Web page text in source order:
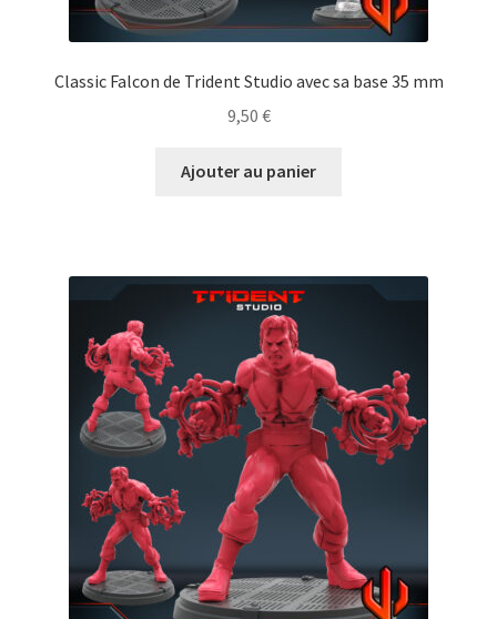
Classic Falcon de Trident Studio avec sa base 35 mm
9,50 €
Ajouter au panier